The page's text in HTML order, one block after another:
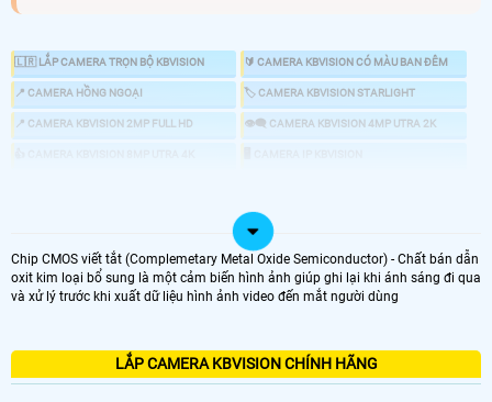
🇱🇷 LẮP CAMERA TRỌN BỘ KBVISION 🔰 CAMERA KBVISION CÓ MÀU BAN ĐÊM
📍 CAMERA HỒNG NGOẠI 🏷 CAMERA KBVISION STARLIGHT
📍 CAMERA KBVISION 2MP FULL HD 👁️‍🗨️ CAMERA KBVISION 4MP UTRA 2K
💤 CAMERA AI KBVISION
Chip CMOS viết tắt (Complemetary Metal Oxide Semiconductor) - Chất bán dẫn
oxit kim loại bổ sung là một cảm biến hình ảnh giúp ghi lại khi ánh sáng đi qua
và xử lý trước khi xuất dữ liệu hình ảnh video đến mắt người dùng
LẮP CAMERA KBVISION CHÍNH HÃNG